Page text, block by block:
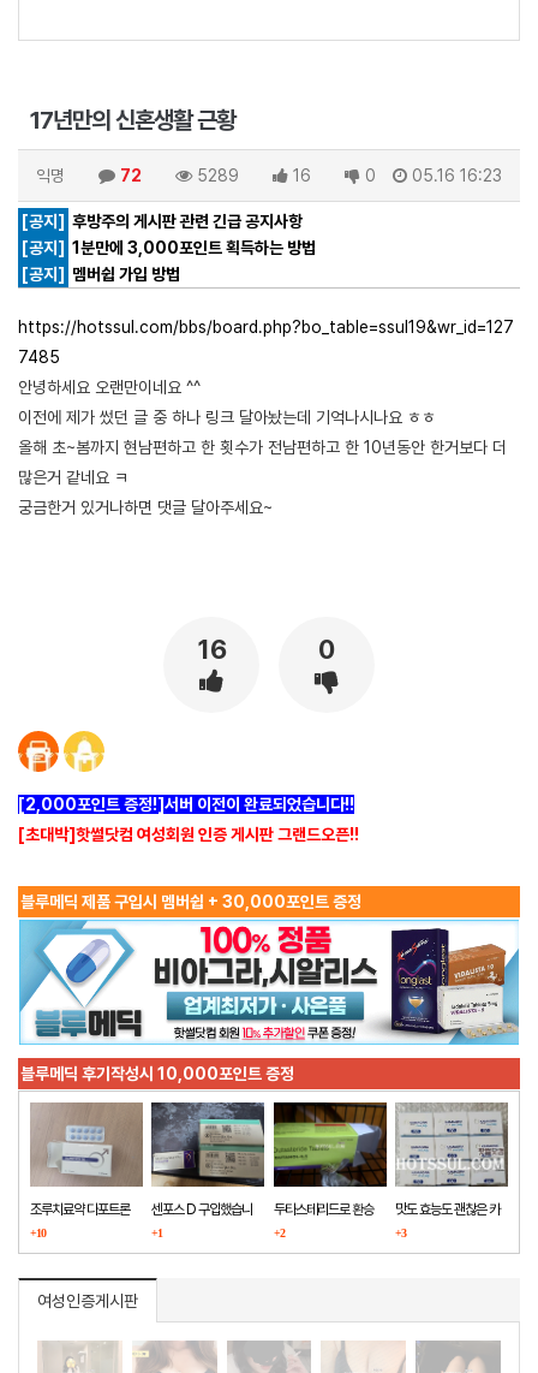
17년만의 신혼생활 근황
익명 72 5289 16 0 05.16 16:23
[공지] 후방주의 게시판 관련 긴급 공지사항
[공지] 1분만에 3,000포인트 획득하는 방법
[공지]
멤버쉽 가입 방법
https://hotssul.com/bbs/board.php?bo_table=ssul19&wr_id=127
7485
안녕하세요 오랜만이네요 ^^
이전에 제가 썼던 글 중 하나 링크 달아놨는데 기억나시나요 ㅎㅎ
올해 초~봄까지 현남편하고 한 횟수가 전남편하고 한 10년동안 한거보다 더
많은거 같네요 ㅋ
궁금한거 있거나하면 댓글 달아주세요~
16 0
[2,000포인트 증정!]서버 이전이 완료되었습니다!!
[초대박]핫썰닷컴 여성회원 인증 게시판 그랜드오픈!!
블루메딕 제품 구입시 멤버쉽 + 30,000포인트 증정
블루메딕 후기작성시 10,000포인트 증정
조루치료약 다포트론
구매했습니다
+10
센포스 D 구입했습니
다
+1
두타스테리드로 환승
+2
맛도 효능도 괜찮은 카
마그라
+3
여성인증게시판